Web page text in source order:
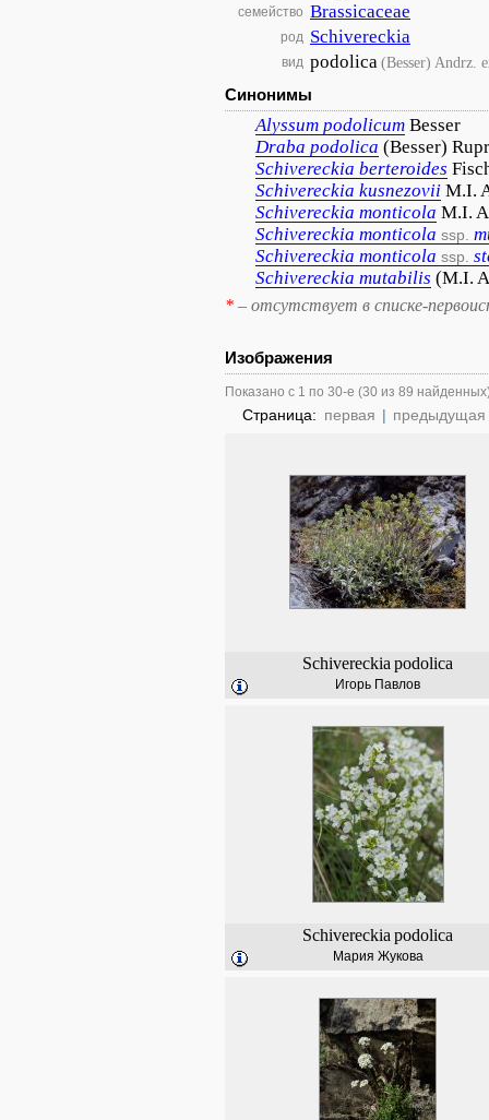
семейство Brassicaceae
род Schivereckia
вид podolica(Besser) Andrz.
Синонимы
Alyssum podolicum Besser
Draba podolica (Besser)
Schivereckia berteroides
Schivereckia kusnezovii M.I.
Schivereckia monticola M.I.
Schivereckia monticola ssp.
Schivereckia monticola ssp.
Schivereckia mutabilis (M.I.
* – отсутствует в списке-
Изображения
Показано с 1 по 30-е (30 из 89
Страница: первая | предыдущая
Schivereckia podolica
Игорь Павлов
Schivereckia podolica
Мария Жукова